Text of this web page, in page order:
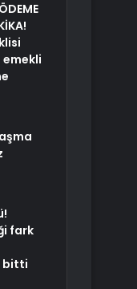
emekli
fark
bitti